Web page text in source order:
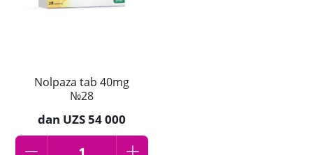
Nolpaza tab 40mg
№28
dan UZS 54 000